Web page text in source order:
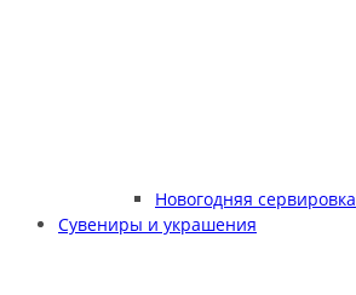
Новогодняя сервировка
Сувениры и украшения